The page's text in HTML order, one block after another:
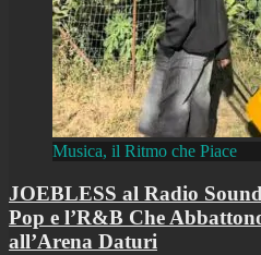
Musica, il Ritmo che Piace
JOEBLESS al Radio
Pop e l’R&B Che
all’Arena Daturi